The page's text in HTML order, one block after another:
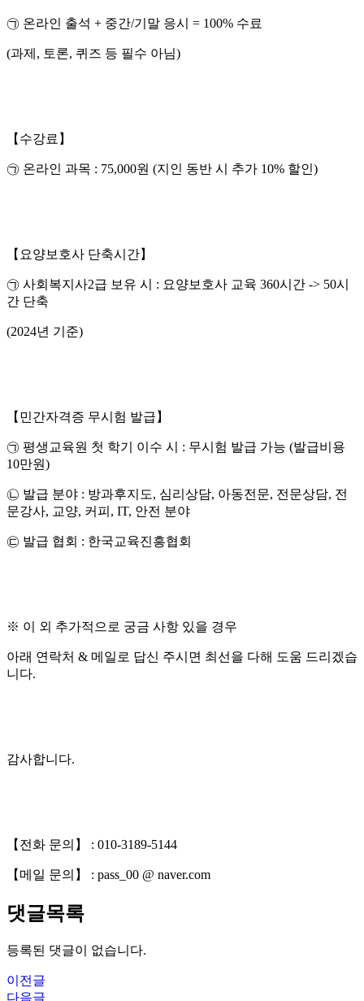
㉠ 온라인 출석 + 중간/기말 응시 = 100% 수료
(과제, 토론, 퀴즈 등 필수 아님)
【수강료】
㉠ 온라인 과목 : 75,000원 (지인 동반 시 추가 10% 할인)
【요양보호사 단축시간】
㉠ 사회복지사2급 보유 시 : 요양보호사 교육 360시간 -> 50시
간 단축
(2024년 기준)
【민간자격증 무시험 발급】
㉠ 평생교육원 첫 학기 이수 시 : 무시험 발급 가능 (발급비용
10만원)
㉡ 발급 분야 : 방과후지도, 심리상담, 아동전문, 전문상담, 전
문강사, 교양, 커피, IT, 안전 분야
㉢ 발급 협회 : 한국교육진흥협회
※ 이 외 추가적으로 궁금 사항 있을 경우
아래 연락처 & 메일로 답신 주시면 최선을 다해 도움 드리겠습
니다.
감사합니다.
【전화 문의】 : 010-3189-5144
【메일 문의】 : pass_00 @ naver.com
댓글목록
등록된 댓글이 없습니다.
이전글
다음글